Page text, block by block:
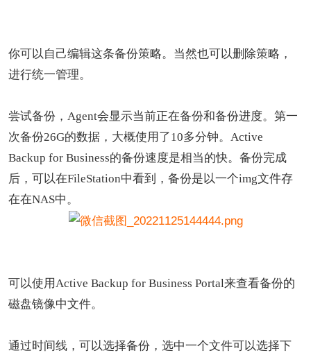
你可以自己编辑这条备份策略。当然也可以删除策略，
进行统一管理。
尝试备份，Agent会显示当前正在备份和备份进度。第一
次备份26G的数据，大概使用了10多分钟。Active
Backup for Business的备份速度是相当的快。备份完成
后，可以在FileStation中看到，备份是以一个img文件存
在在NAS中。
可以使用Active Backup for Business Portal来查看备份的
磁盘镜像中文件。
通过时间线，可以选择备份，选中一个文件可以选择下